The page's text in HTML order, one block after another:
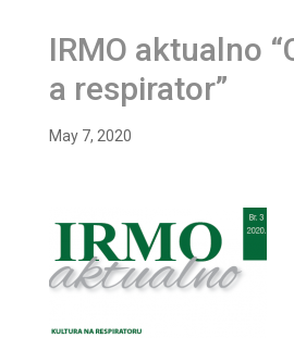
IRMO aktualno
a respirator”
May 7, 2020